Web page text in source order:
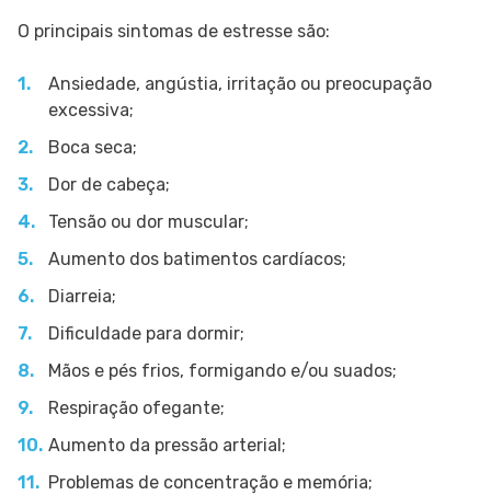
O principais sintomas de estresse são:
Ansiedade, angústia, irritação ou preocupação
excessiva;
Boca seca;
Dor de cabeça;
Tensão ou dor muscular;
Aumento dos batimentos cardíacos;
Diarreia;
Dificuldade para dormir;
Mãos e pés frios, formigando e/ou suados;
Respiração ofegante;
Aumento da pressão arterial;
Problemas de concentração e memória;